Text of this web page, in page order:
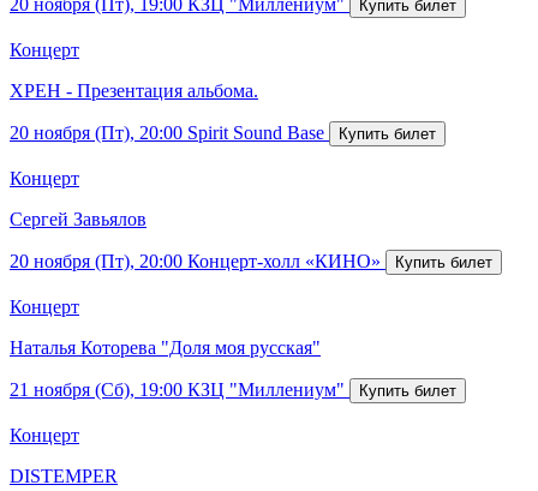
Концерт
ХРЕН - Презентация альбома.
20 ноября (Пт), 20:00 Spirit Sound Base
Концерт
Сергей Завьялов
20 ноября (Пт), 20:00 Концерт-холл «КИНО»
Концерт
Наталья Которева "Доля моя русская"
21 ноября (Сб), 19:00 КЗЦ "Миллениум"
Концерт
DISTEMPER